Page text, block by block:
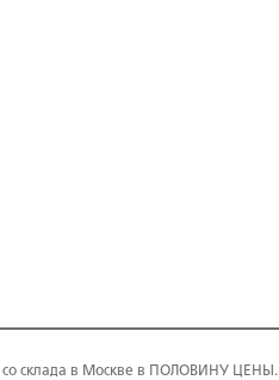
со склада в Москве в ПОЛОВИНУ ЦЕНЫ.